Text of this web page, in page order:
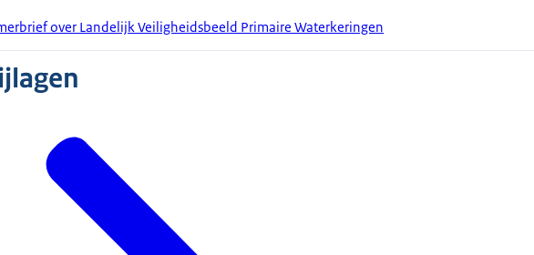
over Landelijk Veiligheidsbeeld Primaire Waterkeringen